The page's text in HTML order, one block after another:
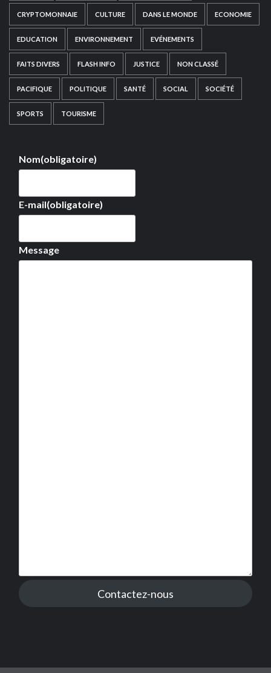
CRYPTOMONNAIE CULTURE DANS LE MONDE ECONOMIE
EDUCATION ENVIRONNEMENT EVÉNEMENTS
FAITS DIVERS FLASH INFO JUSTICE NON CLASSÉ
PACIFIQUE POLITIQUE SANTÉ SOCIAL SOCIÉTÉ
SPORTS TOURISME
Nom(obligatoire)
E-mail(obligatoire)
Message
Contactez-nous